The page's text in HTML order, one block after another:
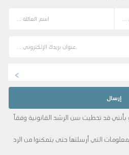
أكثر من 18 عاماً، أو بأنني قد تخطيت سن الرشد القانونية وفقاً
التي أرسلتها حتى يتمكنوا من الرد